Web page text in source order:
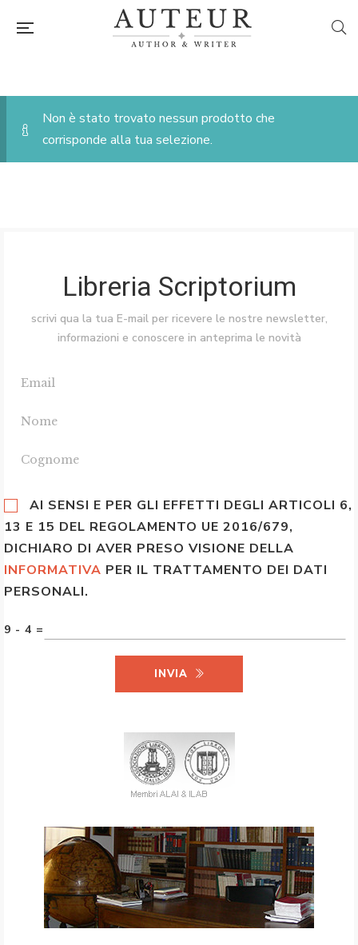
Non è stato trovato nessun prodotto che
corrisponde alla tua selezione.
Libreria Scriptorium
scrivi qua la tua E-mail per ricevere le nostre newsletter,
informazioni e conoscere in anteprima le novità
AI SENSI E PER GLI EFFETTI DEGLI ARTICOLI 6,
13 E 15 DEL REGOLAMENTO UE 2016/679,
DICHIARO DI AVER PRESO VISIONE DELLA
INFORMATIVA PER IL TRATTAMENTO DEI DATI
PERSONALI.
9 - 4 =
INVIA